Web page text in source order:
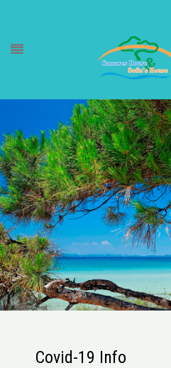
Covid-19 Info